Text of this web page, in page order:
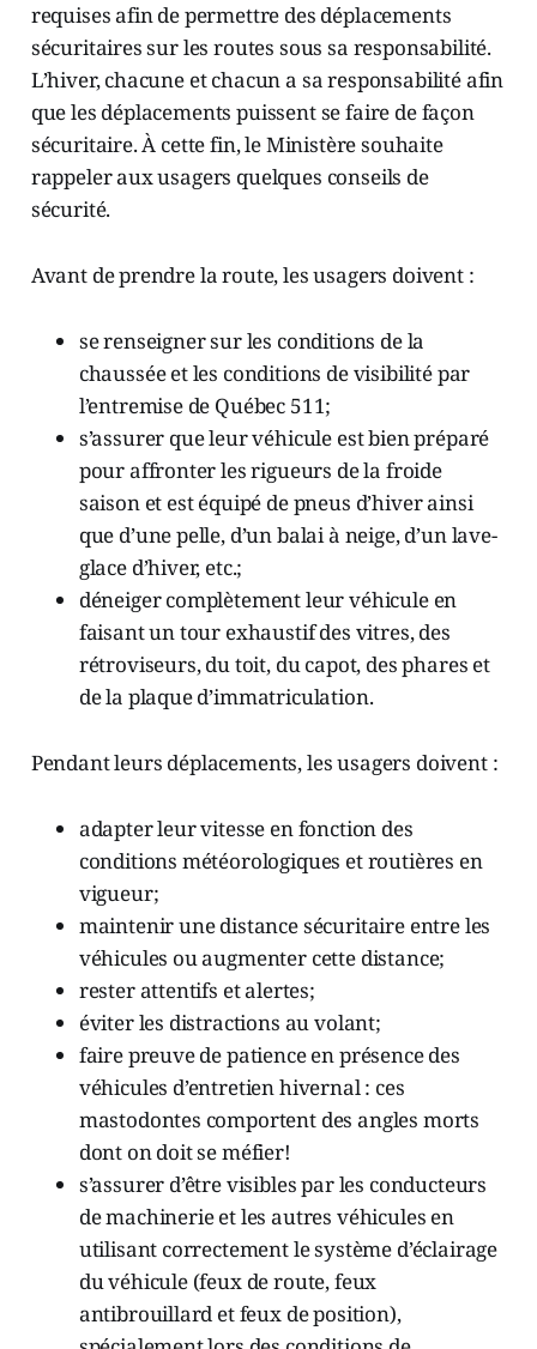
requises afin de permettre des déplacements
sécuritaires sur les routes sous sa responsabilité.
L’hiver, chacune et chacun a sa responsabilité afin
que les déplacements puissent se faire de façon
sécuritaire. À cette fin, le Ministère souhaite
rappeler aux usagers quelques conseils de
sécurité.
Avant de prendre la route, les usagers doivent :
se renseigner sur les conditions de la
chaussée et les conditions de visibilité par
l’entremise de Québec 511;
s’assurer que leur véhicule est bien préparé
pour affronter les rigueurs de la froide
saison et est équipé de pneus d’hiver ainsi
que d’une pelle, d’un balai à neige, d’un lave-
glace d’hiver, etc.;
déneiger complètement leur véhicule en
faisant un tour exhaustif des vitres, des
rétroviseurs, du toit, du capot, des phares et
de la plaque d’immatriculation.
Pendant leurs déplacements, les usagers doivent :
adapter leur vitesse en fonction des
conditions météorologiques et routières en
vigueur;
maintenir une distance sécuritaire entre les
véhicules ou augmenter cette distance;
rester attentifs et alertes;
éviter les distractions au volant;
faire preuve de patience en présence des
véhicules d’entretien hivernal : ces
mastodontes comportent des angles morts
dont on doit se méfier!
s’assurer d’être visibles par les conducteurs
de machinerie et les autres véhicules en
utilisant correctement le système d’éclairage
du véhicule (feux de route, feux
antibrouillard et feux de position),